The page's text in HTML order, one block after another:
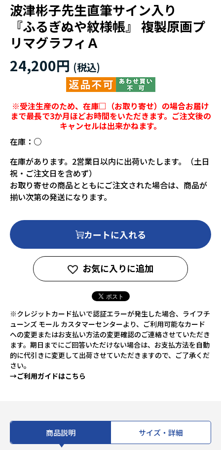
波津彬子先生直筆サイン入り
『ふるぎぬや紋様帳』 複製原画プ
リマグラフィＡ
24,200円
※受注生産のため、在庫□（お取り寄せ）の場合お届け
まで最長で3か月ほどお時間をいただきます。ご注文後の
キャンセルは出来かねます。
在庫： ○
在庫があります。2営業日以内に出荷いたします。（土日
祝・ご注文日を含めず）
お取り寄せの商品とともにご注文された場合は、商品が
揃い次第の発送になります。
カートに入れる
お気に入りに追加
※クレジットカード払いで認証エラーが発生した場合、ライフチ
ューンズ モール カスタマーセンターより、ご利用可能なカード
への変更またはお支払い方法の変更確認のご連絡させていただき
ます。期日までにご回答いただけない場合は、お支払方法を自動
的に代引きに変更して出荷させていただきますので、ご了承くだ
さい。
→ご利用ガイドはこちら
商品説明 サイズ・詳細